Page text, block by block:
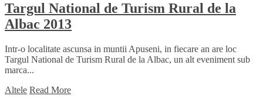
Targul National de Turism Rural de la
Albac 2013
Intr-o localitate ascunsa in muntii Apuseni, in fiecare an are loc
Targul National de Turism Rural de la Albac, un alt eveniment sub
marca...
Altele Read More